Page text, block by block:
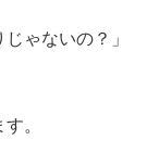
ゃないの？」
。